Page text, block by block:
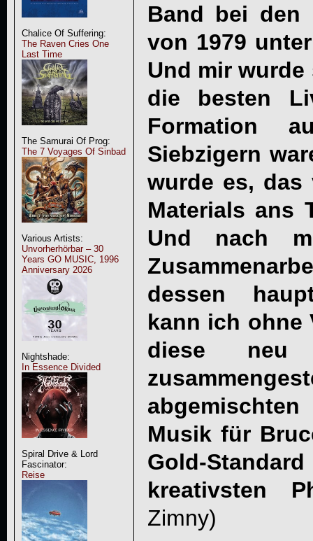
Chalice Of Suffering:
The Raven Cries One
Last Time
The Samurai Of Prog:
The 7 Voyages Of Sinbad
Various Artists:
Unvorherhörbar – 30
Years GO MUSIC, 1996
Anniversary 2026
Nightshade:
In Essence Divided
Spiral Drive & Lord
Fascinator:
Reise
Band bei den
von 1979
Und mir
die besten
Formation
Siebzigern
wurde es, das
Materials ans
Und nach
dessen
kann ich ohne
diese neu
Musik für
Gold-
kreativsten
Zimny)